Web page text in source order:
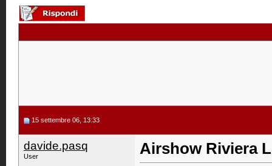
15 settembre 06, 13:33
davide.pasq
User Airshow Riviera